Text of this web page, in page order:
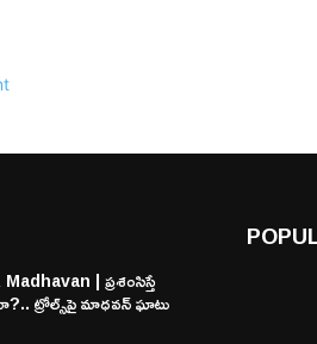
| ప్రశంసిస్తే
ట్రోల్స్‌పై మాధవన్ ఘాటు